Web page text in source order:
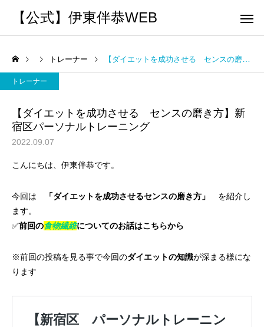
【公式】伊東伴恭WEB
出張 講演 セミナー 運動・体操
ング
痩せますか？｜元日本王者
で答えます
び方｜失敗しない7つの
解説
トレーナー 【ダイエットを成功させる センスの磨き方】新宿区パーソナルトレーニング
トレーナー
【ダイエットを成功させる センスの磨き方】新
宿区パーソナルトレーニング
2022.09.07
こんにちは、伊東伴恭です。
今回は 「ダイエットを成功させるセンスの磨き方」
を紹介し
ます。
✅前回の食物繊維についてのお話はこちらから
※前回の投稿を見る事で今回のダイエットの知識が深まる様にな
ります